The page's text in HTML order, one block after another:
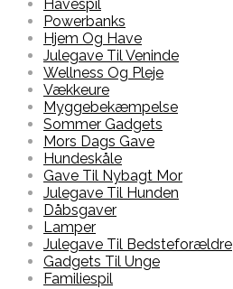
Havespil
Powerbanks
Hjem Og Have
Julegave Til Veninde
Wellness Og Pleje
Vækkeure
Myggebekæmpelse
Sommer Gadgets
Mors Dags Gave
Hundeskåle
Gave Til Nybagt Mor
Julegave Til Hunden
Dåbsgaver
Lamper
Julegave Til Bedsteforældre
Gadgets Til Unge
Familiespil